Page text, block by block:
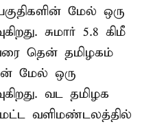
மேல் ஒரு
சுமார் 5.8 கிமீ
தென் தமிழகம்
மேல் ஒரு
வட தமிழக
வளிமண்டலத்தில்